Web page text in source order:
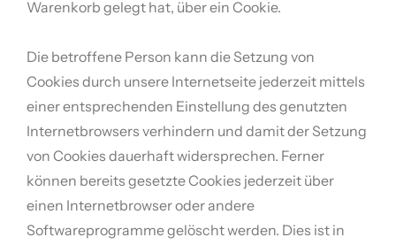
Warenkorb gelegt hat, über ein Cookie.
Die betroffene Person kann die Setzung von
Cookies durch unsere Internetseite jederzeit mittels
einer entsprechenden Einstellung des genutzten
Internetbrowsers verhindern und damit der Setzung
von Cookies dauerhaft widersprechen. Ferner
können bereits gesetzte Cookies jederzeit über
einen Internetbrowser oder andere
Softwareprogramme gelöscht werden. Dies ist in